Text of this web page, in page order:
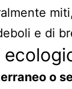
e di
o